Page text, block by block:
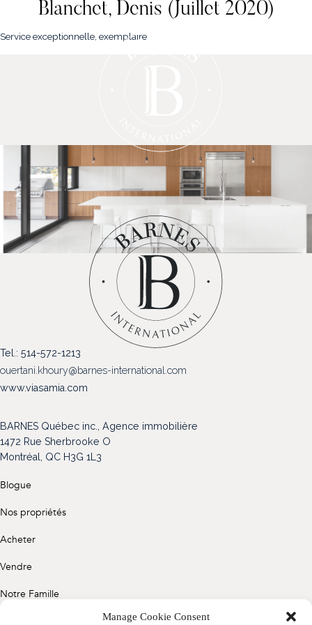
Manage Cookie Consent
NOS PROPRIÉTÉS
VENDRE
NOTRE FAMILLE
(514) 572-1213
ÊTRE CONTACTÉ(E)
Blanchet, Denis (Juillet 2020)
Service exceptionnelle, exemplaire
Tel.: 514-572-1213
ouertani.khoury@barnes-international.com
www.viasamia.com
BARNES Québec inc., Agence immobilière
1472 Rue Sherbrooke O
Montréal, QC H3G 1L3
Blogue
Nos propriétés
Acheter
Vendre
Notre Famille